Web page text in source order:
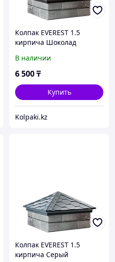
Колпак EVEREST 1.5
кирпича Шоколад
В наличии
6 500₸
Купить
Kolpaki.kz
Колпак EVEREST 1.5
кирпича Серый